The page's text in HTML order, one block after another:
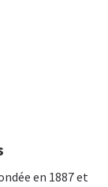
en 1887 et